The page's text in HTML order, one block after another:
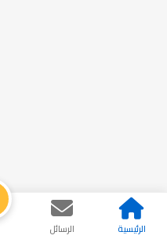
الرئيسية الرسائل